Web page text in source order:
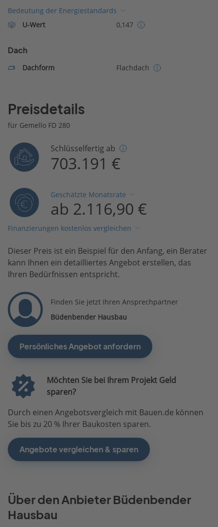
Bedeutung der Energiestandards
U-Wert
0,147
Dach
Dachform Flachdach
Preisdetails
für Gemello FD 280
Schlüsselfertig ab
703.191 €
Geschätzte Monatsrate
ab 2.116,90 €
Finanzierungen kostenlos vergleichen
Dieser Preis ist ein Beispiel für den Anfang, ein Berater
kann Ihnen ein detailliertes Angebot erstellen, das
Ihren Bedürfnissen entspricht.
Finden Sie jetzt Ihren Ansprechpartner
Büdenbender Hausbau
Persönliches Angebot anfordern
Möchten Sie bei Ihrem Projekt Geld
sparen?
Durch einen Angebotsvergleich mit Bauen.de können
Sie bis zu 20 % Ihrer Baukosten sparen.
Angebote vergleichen & sparen
Über den Anbieter Büdenbender
Hausbau